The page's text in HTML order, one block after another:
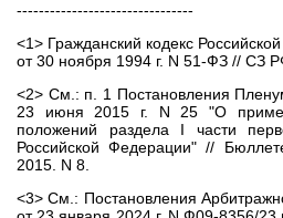
--------------------------------
<1> Гражданский кодекс
от 30 ноября 1994 г. N 51-ФЗ // СЗ
<2> См.: п. 1 Постановления
23 июня 2015 г. N 25 "О
положений раздела I части
Российской Федерации" //
2015. N 8.
<3> См.: Постановления